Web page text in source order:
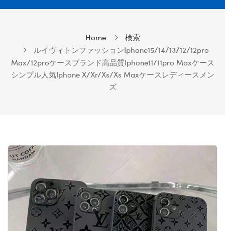
Home
検索
ルイヴィトンファッションiphone15/14/13/12/12pro
Max/12proケースブランド高品質iphone11/11pro Maxケース
シンプル人気iphone X/xr/xs/xs Maxケースレディースメン
ズ